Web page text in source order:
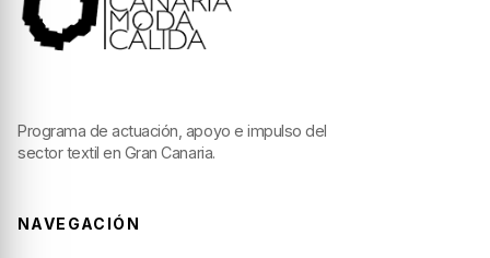
Programa de actuación, apoyo e impulso del
sector textil en Gran Canaria.
NAVEGACIÓN